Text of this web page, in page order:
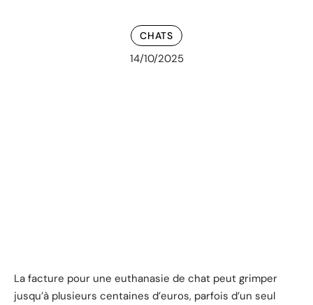
CHATS
14/10/2025
La facture pour une euthanasie de chat peut grimper
jusqu’à plusieurs centaines d’euros, parfois d’un seul